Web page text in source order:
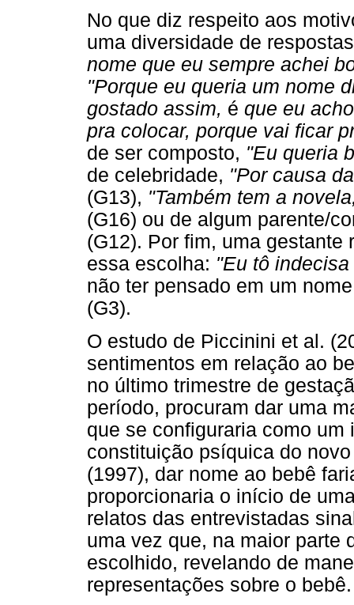
No que diz respeito aos
uma diversidade de
nome que eu sempre achei
"Porque eu queria um nome
gostado assim, é que eu
pra colocar, porque vai ficar
de ser composto, "Eu queria
de celebridade, "Por causa
(G13), "Também tem a
(G16) ou de algum parente/
(G12). Por fim, uma
essa escolha: "Eu tô
não ter pensado em um
(G3).
O estudo de Piccinini et al.
sentimentos em relação ao
no último trimestre de
período, procuram dar uma
que se configuraria como
constituição psíquica do
(1997), dar nome ao bebê
proporcionaria o início de
relatos das entrevistadas
uma vez que, na maior parte
escolhido, revelando de
representações sobre o bebê.